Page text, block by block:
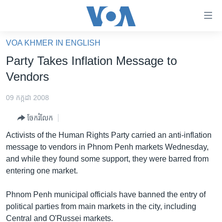
គេហទំព័រ​
ទាក់ទង
និង​
តែ​
ម្តង
រំលង​
និង​
ទៅ​
ទំព័រ​
អន្តរជាតិ
ហេឡូវីអូអេ
ព្រឹត្តិការណ៍ព័ត៌មាន
ទូរទស្សន៍ / វីដេអូ​
វិទ្យុ / ផតខាសថ៍
កម្មវិធីទាំងអស់
VOA KHMER IN ENGLISH
Party Takes Inflation Message to
Vendors
09 កក្កដា 2008
ចែករំលែក
Activists of the Human Rights Party carried an anti-inflation
message to vendors in Phnom Penh markets Wednesday,
and while they found some support, they were barred from
entering one market.
Phnom Penh municipal officials have banned the entry of
political parties from main markets in the city, including
Central and O'Russei markets.